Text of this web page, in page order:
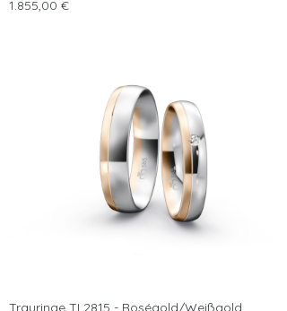
Preis
1.855,00 €
Trauringe TL2815 - Roségold/Weißgold